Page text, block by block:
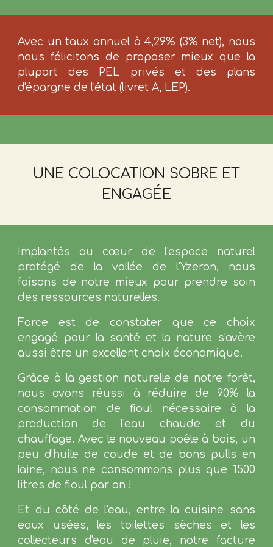
Avec un taux annuel à 4,29% (3% net), nous
nous félicitons de proposer mieux que la
plupart des PEL privés et des plans
d'épargne de l'état (livret A, LEP).
UNE COLOCATION SOBRE ET
ENGAGÉE
Implantés au cœur de l'espace naturel
protégé de la vallée de l'Yzeron, nous
faisons de notre mieux pour prendre soin
des ressources naturelles.
Force est de constater que ce choix
engagé pour la santé et la nature s'avère
aussi être un excellent choix économique.
Grâce à la gestion naturelle de notre forêt,
nous avons réussi à réduire de 90% la
consommation de fioul nécessaire à la
production de l'eau chaude et du
chauffage. Avec le nouveau poêle à bois, un
peu d'huile de coude et de bons pulls en
laine, nous ne consommons plus que 1500
litres de fioul par an !
Et du côté de l'eau, entre la cuisine sans
eaux usées, les toilettes sèches et les
collecteurs d'eau de pluie, notre facture